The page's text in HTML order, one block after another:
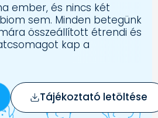
ember, és nincs két
sem. Minden betegünk
összeállított étrendi és
kap a
Tájékoztató letöltése